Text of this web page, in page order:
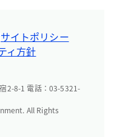
サイトポリシー
ィ方針
2-8-1 電話：03-5321-
All Rights